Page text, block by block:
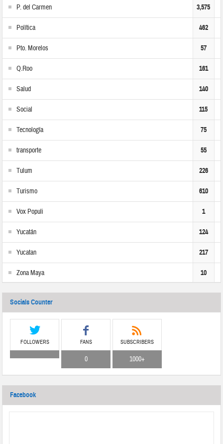
P. del Carmen 3,575
Política 462
Pto. Morelos 57
Q.Roo 161
Salud 140
Social 115
Tecnología 75
transporte 55
Tulum 226
Turismo 610
Vox Populi 1
Yucatán 124
Yucatan 217
Zona Maya 10
Socials Counter
FOLLOWERS FANS
0
SUBSCRIBERS
1000+
Facebook